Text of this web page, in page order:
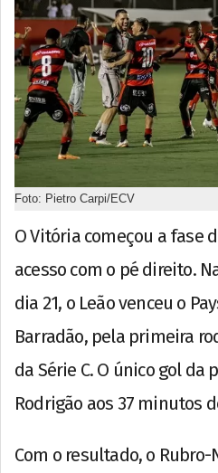
Foto: Pietro Carpi/ECV
O Vitória começou a fase
acesso com o pé direito.
dia 21, o Leão venceu o
Barradão, pela primeira
da Série C. O único gol
Rodrigão aos 37 minutos
Com o resultado, o Rubro-